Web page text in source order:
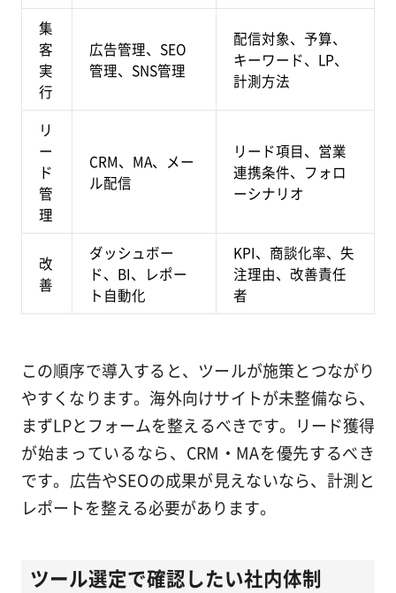
集
客
実
行
広告管理、SEO
管理、SNS管理
配信対象、予算、
キーワード、LP、
計測方法
リ
ー
ド
管
理
CRM、MA、メー
ル配信
リード項目、営業
連携条件、フォロ
ーシナリオ
改
善
ダッシュボー
ド、BI、レポー
ト自動化
KPI、商談化率、失
注理由、改善責任
者
この順序で導入すると、ツールが施策とつながり
やすくなります。海外向けサイトが未整備なら、
まずLPとフォームを整えるべきです。リード獲得
が始まっているなら、CRM・MAを優先するべき
です。広告やSEOの成果が見えないなら、計測と
レポートを整える必要があります。
ツール選定で確認したい社内体制